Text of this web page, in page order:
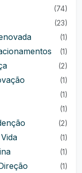
(74)
(23)
(1)
(1)
(2)
(1)
(1)
(1)
(2)
(1)
(1)
(1)